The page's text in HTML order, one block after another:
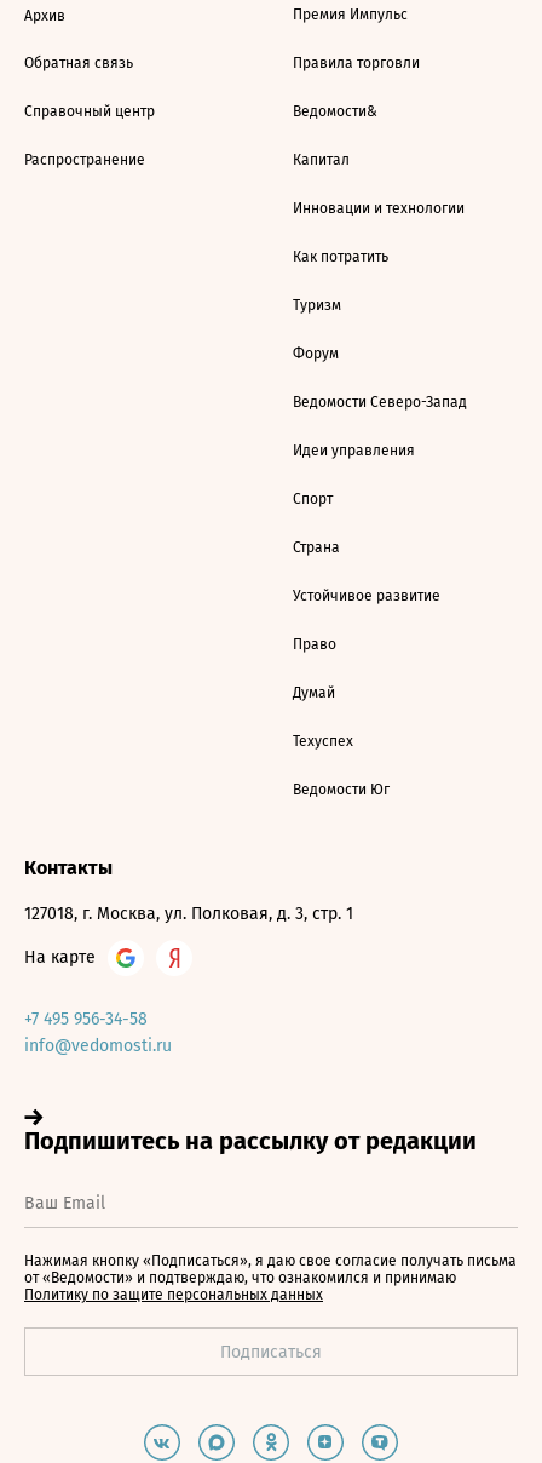
Архив
Обратная связь
Справочный центр
Распространение
Премия Импульс
Правила торговли
Ведомости&
Капитал
Инновации и технологии
Как потратить
Туризм
Форум
Ведомости Северо-Запад
Идеи управления
Спорт
Страна
Устойчивое развитие
Право
Думай
Техуспех
Ведомости Юг
Контакты
127018, г. Москва, ул. Полковая, д. 3, стр. 1
На карте
+7 495 956-34-58
info@vedomosti.ru
Нажимая кнопку «Подписаться», я даю свое согласие получать письма
от «Ведомости» и подтверждаю, что ознакомился и принимаю
Политику по защите персональных данных